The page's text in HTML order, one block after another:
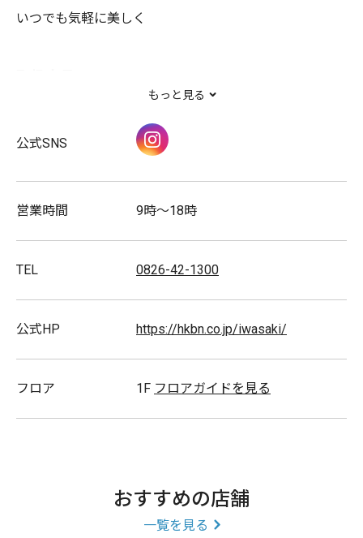
いつでも気軽に美しく
サービス 美容
もっと見る
公式SNS
営業時間 9時～18時
TEL 0826-42-1300
公式HP https://hkbn.co.jp/iwasaki/
フロア 1F フロアガイドを見る
おすすめの店舗
一覧を見る